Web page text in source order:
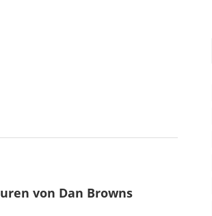
von Dan Browns